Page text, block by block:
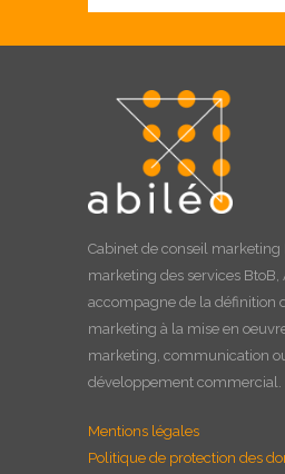
Cabinet de conseil marketing
marketing des services BtoB,
accompagne de la définition
marketing à la mise en
marketing, communication
développement commercial.
Mentions légales
Politique de protection des